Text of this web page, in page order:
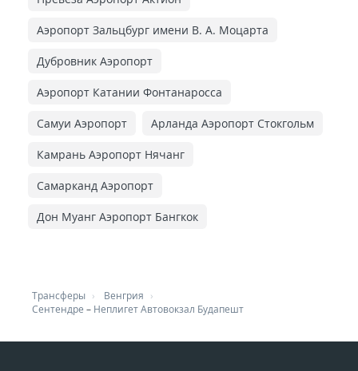
Аэропорт Зальцбург имени В. А. Моцарта
Дубровник Аэропорт
Аэропорт Катании Фонтанаросса
Самуи Аэропорт Арланда Аэропорт Стокгольм
Камрань Аэропорт Нячанг
Самарканд Аэропорт
Дон Муанг Аэропорт Бангкок
Трансферы
Венгрия
Сентендре – Неплигет Автовокзал Будапешт